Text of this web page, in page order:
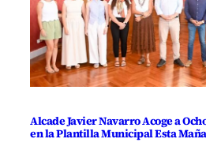
Alcade Javier Navarro Acoge a
en la Plantilla Municipal Esta